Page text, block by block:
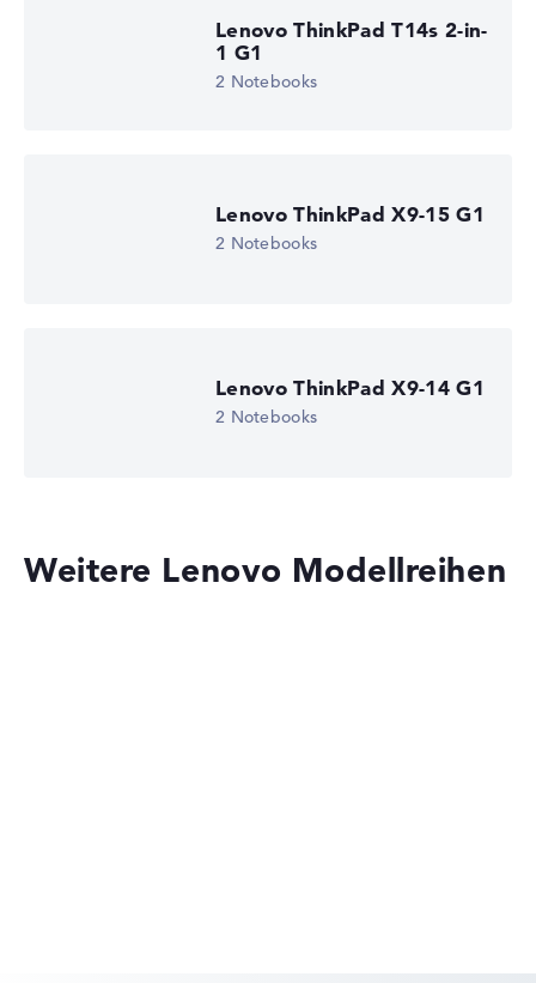
Lenovo ThinkPad T14s 2-in-
1 G1
2 Notebooks
Lenovo ThinkPad X9-15 G1
2 Notebooks
Lenovo ThinkPad X9-14 G1
2 Notebooks
Weitere Lenovo Modellreihen